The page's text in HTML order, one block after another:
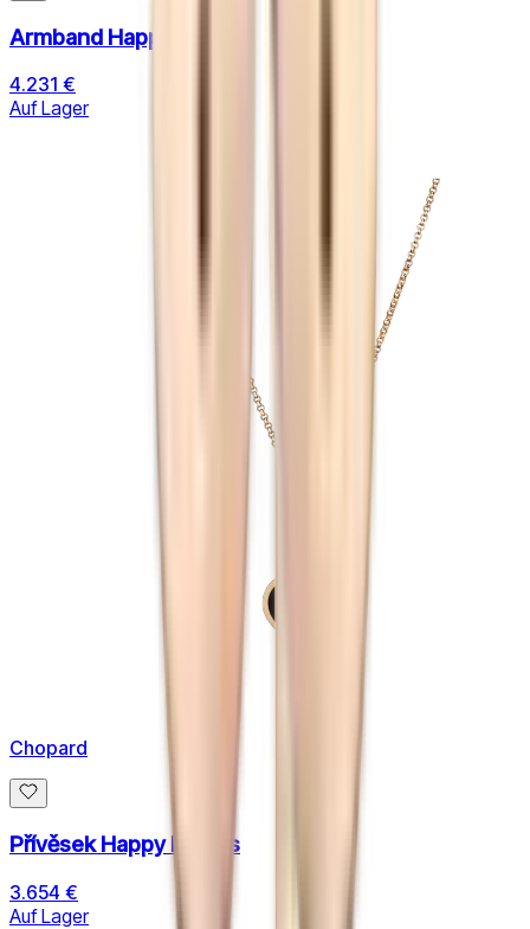
Armband Happy Hearts
4.231 €
Auf Lager
Chopard
Přívěsek Happy Hearts
3.654 €
Auf Lager